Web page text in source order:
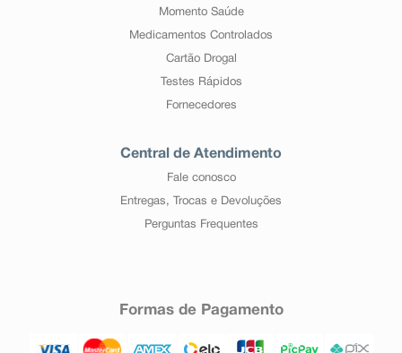
Momento Saúde
Medicamentos Controlados
Cartão Drogal
Testes Rápidos
Fornecedores
Central de Atendimento
Fale conosco
Entregas, Trocas e Devoluções
Perguntas Frequentes
Formas de Pagamento